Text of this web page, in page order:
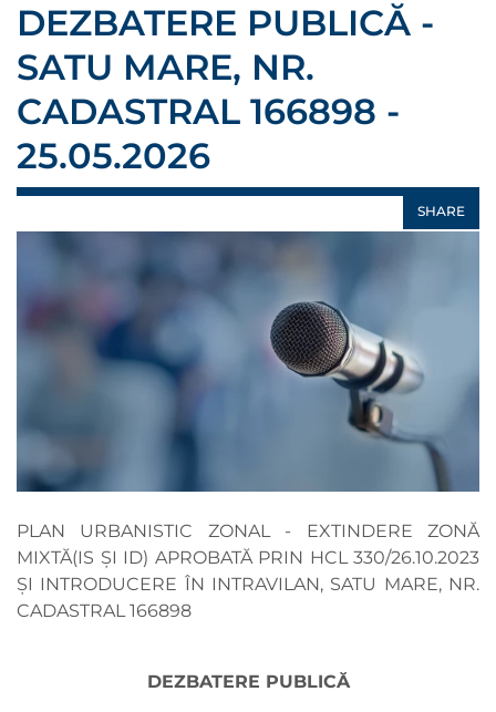
DEZBATERE PUBLICĂ -
SATU MARE, NR.
CADASTRAL 166898 -
25.05.2026
SHARE
PLAN URBANISTIC ZONAL - EXTINDERE ZONĂ
MIXTĂ(IS ȘI ID) APROBATĂ PRIN HCL 330/26.10.2023
ȘI INTRODUCERE ÎN INTRAVILAN, SATU MARE, NR.
CADASTRAL 166898
DEZBATERE PUBLICĂ